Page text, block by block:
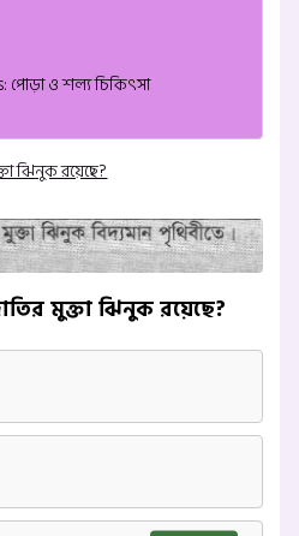
ও শল্য চিকিৎসা
ঝিনুক রয়েছে?
মুক্তা ঝিনুক রয়েছে?